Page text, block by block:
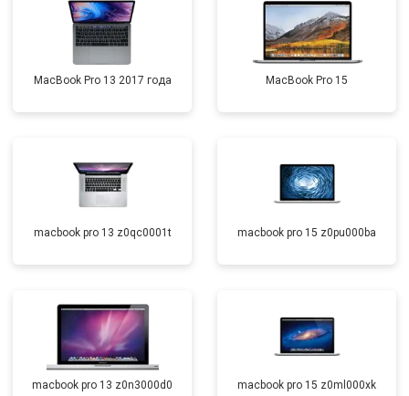
MacBook Pro 13 2017 года MacBook Pro 15
macbook pro 13 z0qc0001t macbook pro 15 z0pu000ba
macbook pro 13 z0n3000d0 macbook pro 15 z0ml000xk